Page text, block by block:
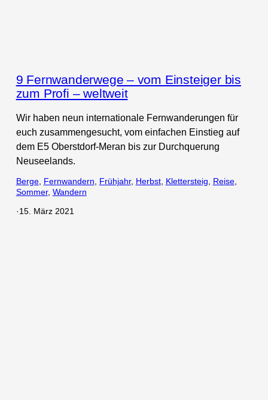
9 Fernwanderwege – vom Einsteiger bis
zum Profi – weltweit
Wir haben neun internationale Fernwanderungen für
euch zusammengesucht, vom einfachen Einstieg auf
dem E5 Oberstdorf-Meran bis zur Durchquerung
Neuseelands.
Berge, Fernwandern Frühjahr, Herbst, Klettersteig Reise
Sommer, Wandern
·15. März 2021